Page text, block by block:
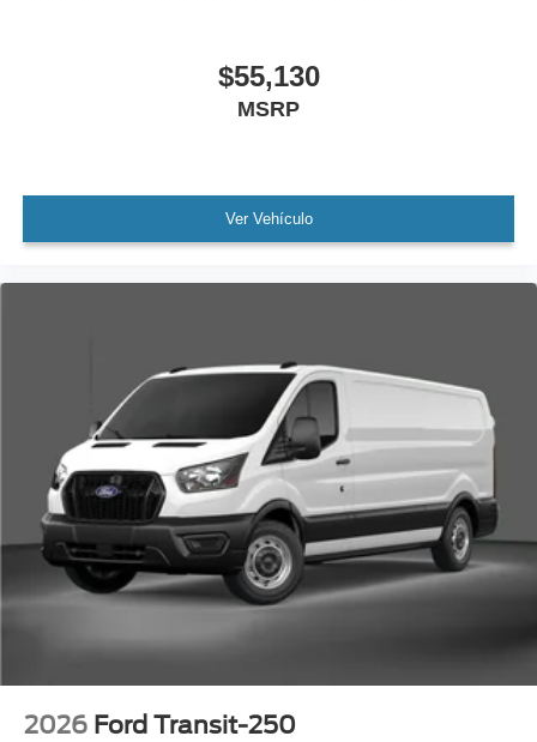
$55,130
MSRP
Ver Vehículo
2026 Ford Transit-250